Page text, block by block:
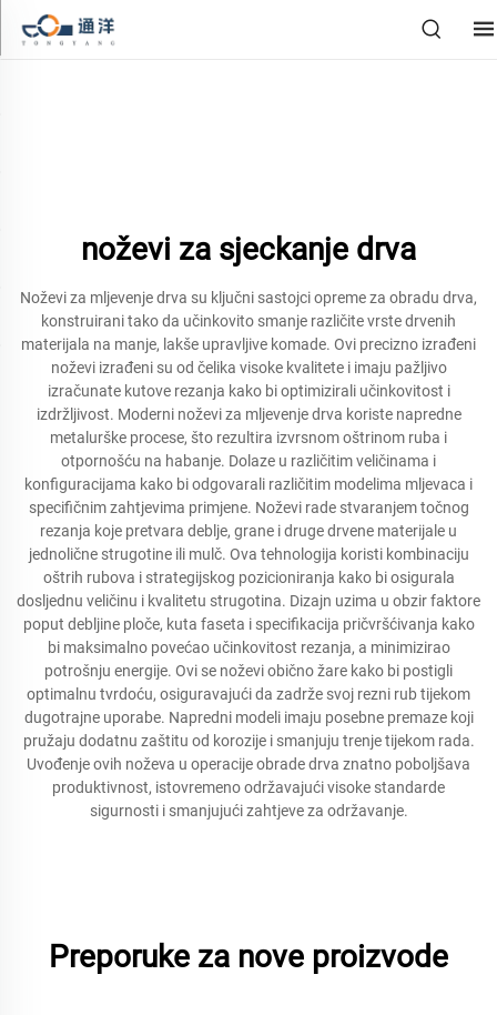
noževi za sjeckanje drva
Noževi za mljevenje drva su ključni sastojci opreme za obradu drva,
konstruirani tako da učinkovito smanje različite vrste drvenih
materijala na manje, lakše upravljive komade. Ovi precizno izrađeni
noževi izrađeni su od čelika visoke kvalitete i imaju pažljivo
izračunate kutove rezanja kako bi optimizirali učinkovitost i
izdržljivost. Moderni noževi za mljevenje drva koriste napredne
metalurške procese, što rezultira izvrsnom oštrinom ruba i
otpornošću na habanje. Dolaze u različitim veličinama i
konfiguracijama kako bi odgovarali različitim modelima mljevaca i
specifičnim zahtjevima primjene. Noževi rade stvaranjem točnog
rezanja koje pretvara deblje, grane i druge drvene materijale u
jednolične strugotine ili mulč. Ova tehnologija koristi kombinaciju
oštrih rubova i strategijskog pozicioniranja kako bi osigurala
dosljednu veličinu i kvalitetu strugotina. Dizajn uzima u obzir faktore
poput debljine ploče, kuta faseta i specifikacija pričvršćivanja kako
bi maksimalno povećao učinkovitost rezanja, a minimizirao
potrošnju energije. Ovi se noževi obično žare kako bi postigli
optimalnu tvrdoću, osiguravajući da zadrže svoj rezni rub tijekom
dugotrajne uporabe. Napredni modeli imaju posebne premaze koji
pružaju dodatnu zaštitu od korozije i smanjuju trenje tijekom rada.
Uvođenje ovih noževa u operacije obrade drva znatno poboljšava
produktivnost, istovremeno održavajući visoke standarde
sigurnosti i smanjujući zahtjeve za održavanje.
Preporuke za nove proizvode